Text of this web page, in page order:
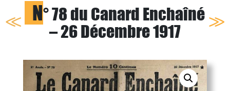
N° 78 du Canard Enchaîné
– 26 Décembre 1917